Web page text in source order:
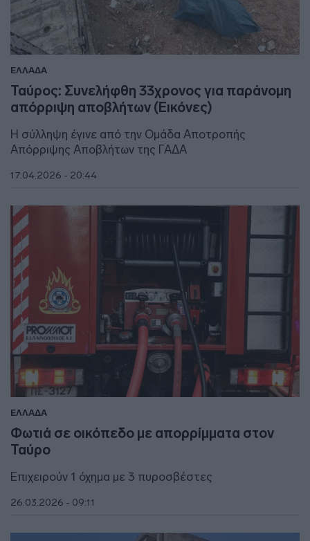
ΕΛΛΑΔΑ
Ταύρος: Συνελήφθη 33χρονος για παράνομη
απόρριψη αποβλήτων (Εικόνες)
Η σύλληψη έγινε από την Ομάδα Αποτροπής
Απόρριψης Αποβλήτων της ΓΑΔΑ
17.04.2026 - 20:44
ΕΛΛΑΔΑ
Φωτιά σε οικόπεδο με απορρίμματα στον
Ταύρο
Επιχειρούν 1 όχημα με 3 πυροσβέστες
26.03.2026 - 09:11